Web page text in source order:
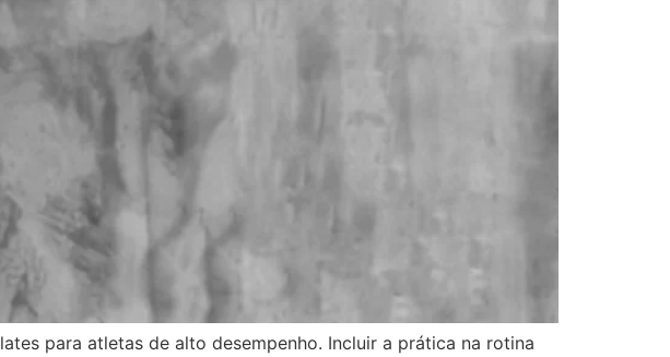
para atletas de alto desempenho. Incluir a prática na rotina